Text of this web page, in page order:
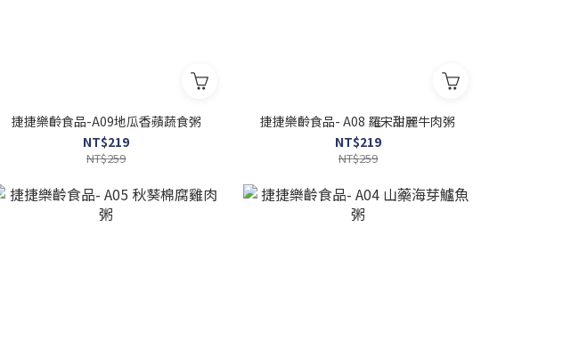
捷捷樂齡食品-A09地瓜香蘋蔬食粥
NT$219
NT$259
捷捷樂齡食品- A08 羅宋甜麗牛肉粥
NT$219
NT$259